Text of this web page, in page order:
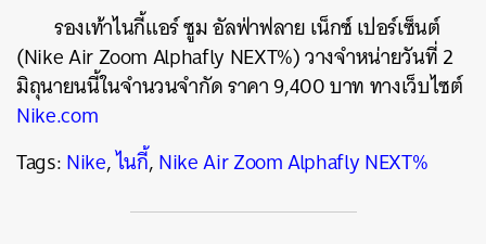
รองเท้าไนกี้แอร์ ซูม อัลฟ่าฟลาย เน็กซ์ เปอร์เซ็นต์
(Nike Air Zoom Alphafly NEXT%) วางจำหน่ายวันที่ 2
มิถุนายนนี้ในจำนวนจำกัด ราคา 9,400 บาท ทางเว็บไซต์
Nike.com
Tags:Nike,ไนกี้,Nike Air Zoom Alphafly NEXT%